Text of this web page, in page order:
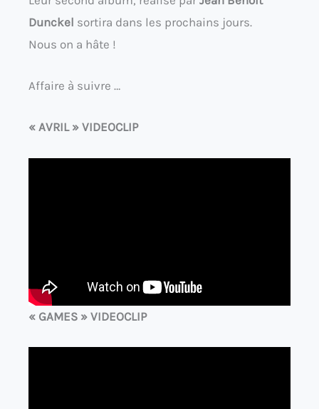
Dunckel sortira dans les prochains jours.
Nous on a hâte !
Affaire à suivre …
« AVRIL » VIDEOCLIP
« GAMES » VIDEOCLIP